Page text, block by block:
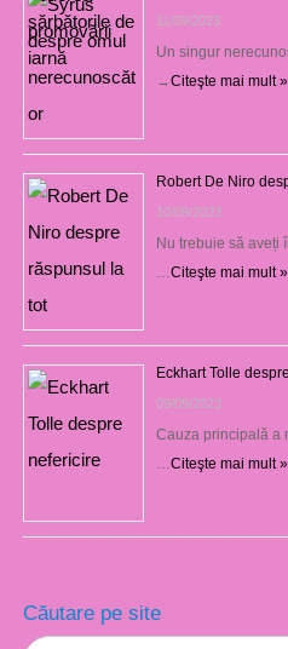
11/09/2023
Un singur
→Citeşte mai mult »
Robert De Niro
10/09/2023
Nu trebuie să aveți
Citeşte mai mult »
Eckhart Tolle
09/09/2023
Cauza principală a
Citeşte mai mult »
Căutare pe site